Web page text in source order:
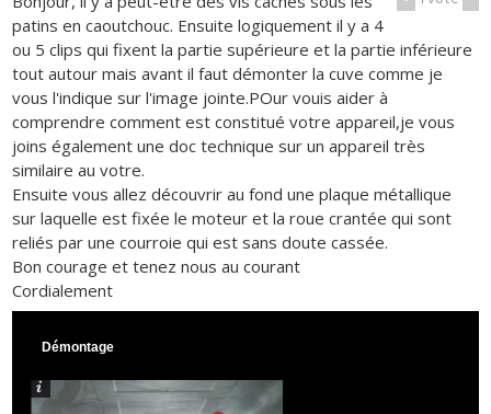
patins en caoutchouc. Ensuite logiquement il y a 4
ou 5 clips qui fixent la partie supérieure et la partie inférieure
tout autour mais avant il faut démonter la cuve comme je
vous l'indique sur l'image jointe.POur vouis aider à
comprendre comment est constitué votre appareil,je vous
joins également une doc technique sur un appareil très
similaire au votre.
Ensuite vous allez découvrir au fond une plaque métallique
sur laquelle est fixée le moteur et la roue crantée qui sont
reliés par une courroie qui est sans doute cassée.
Bon courage et tenez nous au courant
Cordialement
Démontage